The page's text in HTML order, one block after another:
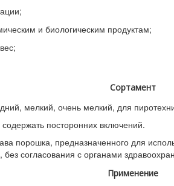
и биологическим продуктам;
Сортамент
мелкий, очень мелкий, для
посторонних включений.
порошка, предназначенного для
согласования с органами
Применение